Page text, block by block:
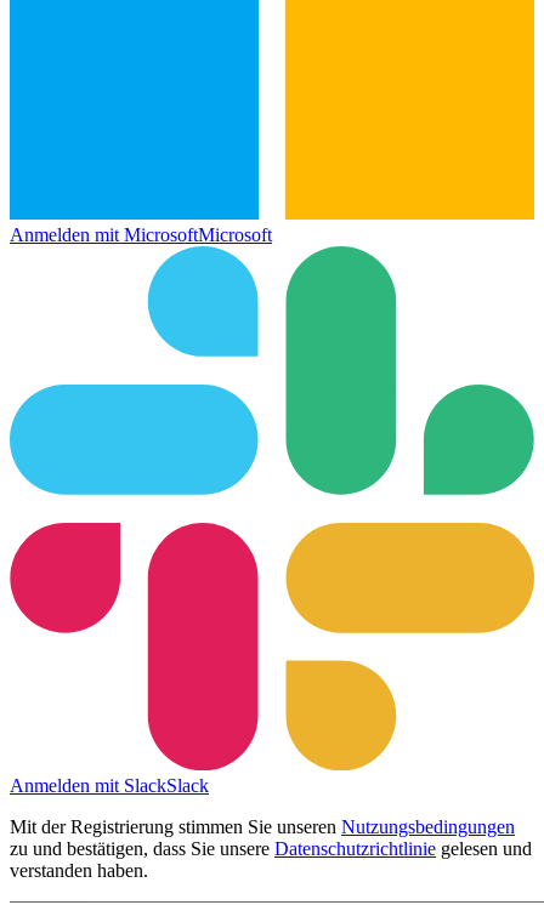
Anmelden mit MicrosoftMicrosoft
Anmelden mit SlackSlack
Mit der Registrierung stimmen Sie unseren Nutzungsbedingungen
zu und bestätigen, dass Sie unsere Datenschutzrichtlinie gelesen und
verstanden haben.